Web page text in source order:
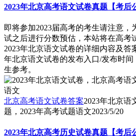
2023年北京高考语文试卷真题【考后
即将参加2023届高考的考生请注意，
试之后进行分数预估，本站将在高考
2023年北京语文试卷的详细内容及答
年北京语文试卷的发布入口/发布时间
生参考。
北京高考语文试卷答案2023年北京语
题，2023年高考试题语文2023/5/20
2023年北京高考历史试卷真题【考后